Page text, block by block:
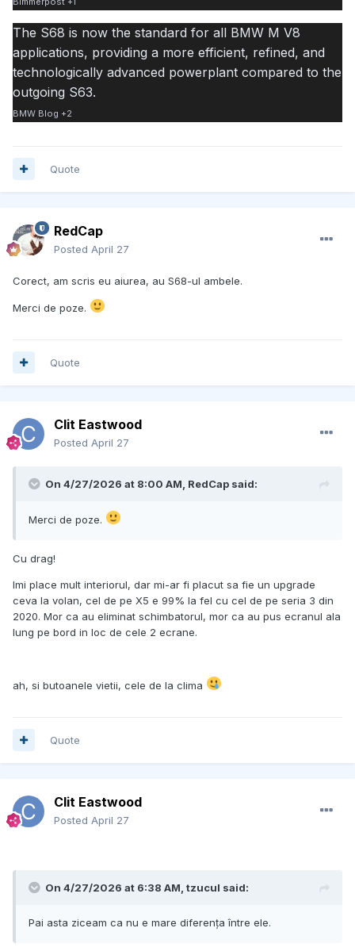
The S68 is now the standard for all BMW M V8
applications, providing a more efficient, refined, and
technologically advanced powerplant compared to the
outgoing S63.
BMW Blog +2
Quote
RedCap
Posted April 27
Corect, am scris eu aiurea, au S68-ul ambele.
Merci de poze.
Quote
Clit Eastwood
Posted April 27
On 4/27/2026 at 8:00 AM, RedCap said:
Merci de poze.
Cu drag!
Imi place mult interiorul, dar mi-ar fi placut sa fie un upgrade
ceva la volan, cel de pe X5 e 99% la fel cu cel de pe seria 3 din
2020. Mor ca au eliminat schimbatorul, mor ca au pus ecranul ala
lung pe bord in loc de cele 2 ecrane.
ah, si butoanele vietii, cele de la clima
Quote
Clit Eastwood
Posted April 27
On 4/27/2026 at 6:38 AM, tzucul said:
Pai asta ziceam ca nu e mare diferența între ele.